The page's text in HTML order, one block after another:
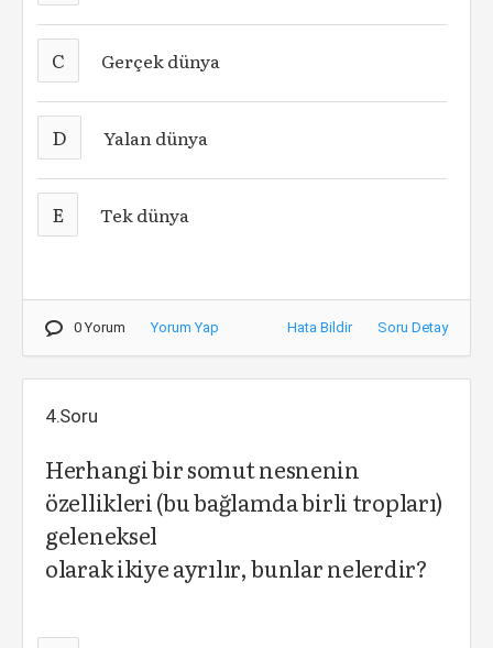
C Gerçek dünya
D Yalan dünya
E Tek dünya
0 Yorum Yorum Yap Hata Bildir Soru Detay
4.Soru
Herhangi bir somut nesnenin
özellikleri (bu bağlamda birli tropları)
geleneksel
olarak ikiye ayrılır, bunlar nelerdir?